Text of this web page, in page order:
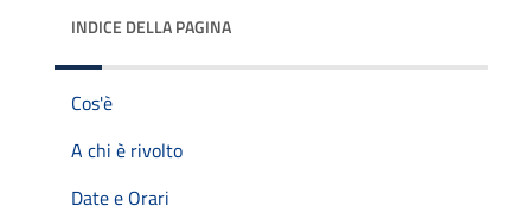
INDICE DELLA PAGINA
Cos'è
A chi è rivolto
Date e Orari